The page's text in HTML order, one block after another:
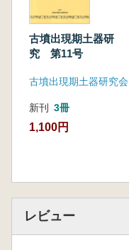
古墳出現期土器研
究 第11号
古墳出現期土器研究会
新刊 3冊
1,100円
レビュー